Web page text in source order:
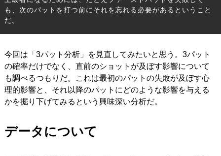
も、次のパットを打つ前にそれを忘れる必要があるということ
だ。
今回は「3パット分析」を見直してみたいと思う。3パット
の確率だけでなく、直前のショットが及ぼす影響について
も調べるつもりだ。これは最初のパットの失敗が及ぼす心
理的影響と、それ以降のパットにどのような影響を与える
かを掘り下げてみるという興味深い分析だ。
データについて
FAIRWAY WOODS フェアウェイウッド
HYBRIDS
WEDGES ウェッジ
PUTTERS パター
OTHER その他
Editor’s Picks 編集部のおすすめ